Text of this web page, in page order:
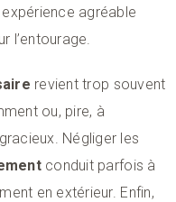
agréable
l’entourage.
revient trop souvent
ou, pire, à
Négliger les
conduit parfois à
en extérieur. Enfin,